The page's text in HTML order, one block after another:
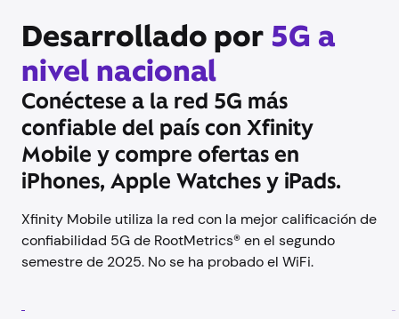
Desarrollado por 5G a
nivel nacional
Conéctese a la red 5G más
confiable del país con Xfinity
Mobile y compre ofertas en
iPhones, Apple Watches y iPads.
Xfinity Mobile utiliza la red con la mejor calificación de
confiabilidad 5G de RootMetrics® en el segundo
semestre de 2025. No se ha probado el WiFi.